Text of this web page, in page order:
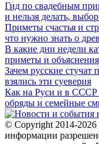
Гид по свадебным
и нельзя делать,
Приметы счастья и
что нужно знать о
В какие дни недели
приметы и объяснения
Зачем русские стучат
взялись эти суеверия
Как на Руси и в СССР
обряды и семейные
© Copyright 2014-
информации